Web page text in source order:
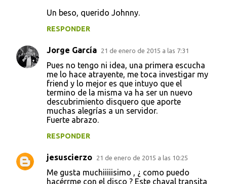
Un beso, querido Johnny.
RESPONDER
Jorge García 21 de enero de 2015 a las 7:31
Pues no tengo ni idea, una primera escucha
me lo hace atrayente, me toca investigar my
friend y lo mejor es que intuyo que el
termino de la misma va ha ser un nuevo
descubrimiento disquero que aporte
muchas alegrías a un servidor.
Fuerte abrazo.
RESPONDER
jesuscierzo 21 de enero de 2015 a las 10:25
Me gusta muchiiiiisimo , ¿ como puedo
hacérrme con el disco ? Este chaval transita